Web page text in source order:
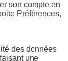
son compte en
Préférences,
des données
une